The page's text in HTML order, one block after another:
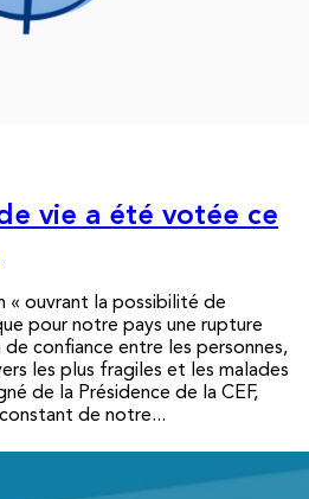
vie a été votée ce
« ouvrant la possibilité de
pour notre pays une rupture
confiance entre les personnes,
les plus fragiles et les malades
de la Présidence de la CEF,
de notre...